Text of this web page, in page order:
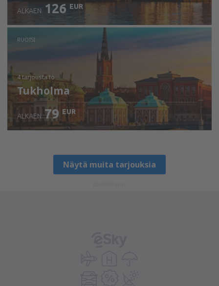
ALKAEN 126 EUR
RUOTSI
4 tarjoustato
Tukholma
ALKAEN 79 EUR
Näytä muita tarjouksia